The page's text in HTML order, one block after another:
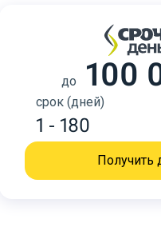
до 100
срок (дней)
1 - 180
Получить